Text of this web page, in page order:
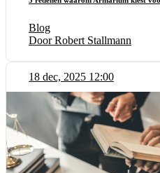
Blog
Door Robert Stallmann
18 dec, 2025 12:00